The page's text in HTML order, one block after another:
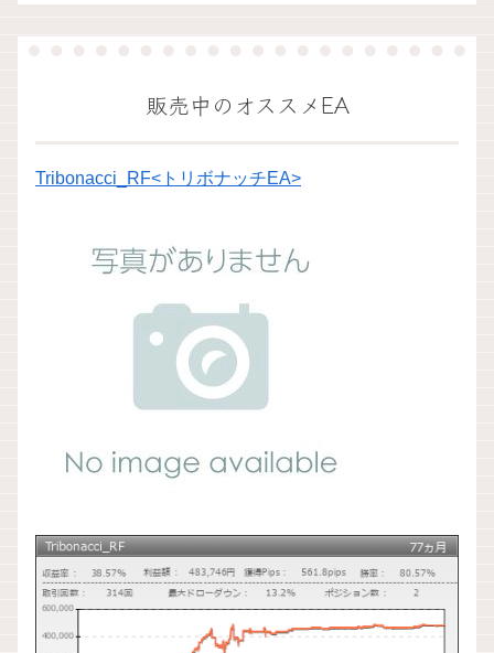
販売中のオススメEA
Tribonacci_RF<トリボナッチEA>